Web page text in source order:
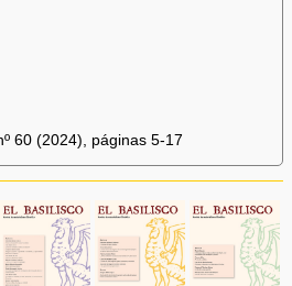
60 (2024), páginas 5-17